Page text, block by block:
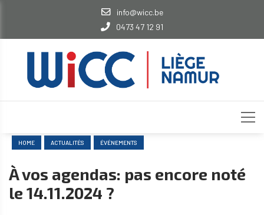
info@wicc.be
0473 47 12 91
HOME ACTUALITÉS ÉVÉNEMENTS
À vos agendas: pas encore noté
le 14.11.2024 ?